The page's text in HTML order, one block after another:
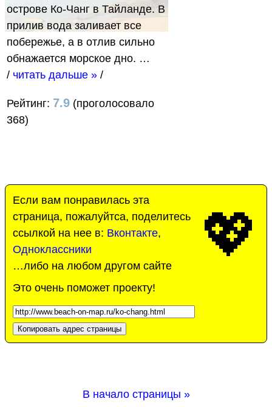
острове Ко-Чанг в Тайланде. В
прилив вода заливает все
побережье, а в отлив сильно
обнажается морское дно. …
/ читать дальше » /
Рейтинг: 7.9 (проголосовало
368)
💖
Если вам понравилась эта
страница, пожалуйтса, поделитесь
ссылкой на нее в: Вконтакте,
Одноклассники
…либо на любом другом сайте
Это очень поможет проекту!
Копировать адрес страницы
В начало страницы »